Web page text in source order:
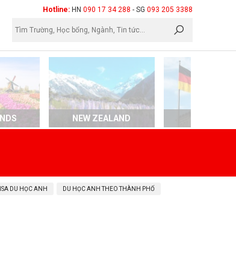
Hotline: HN 090 17 34 288 - SG 093 205 3388
NEW ZEALAND
DU HỌC ANH DU HỌC ANH THEO THÀNH PHỐ